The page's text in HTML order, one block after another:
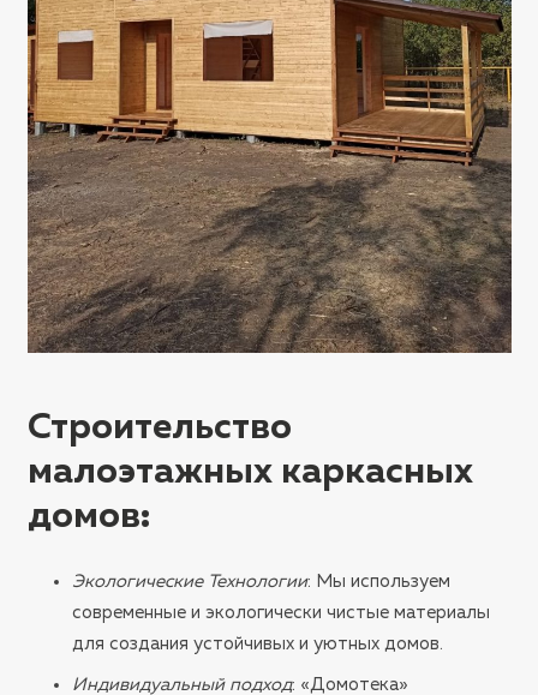
Строительство
малоэтажных каркасных
домов:
Экологические Технологии: Мы используем
современные и экологически чистые материалы
для создания устойчивых и уютных домов.
Индивидуальный подход: «Домотека»